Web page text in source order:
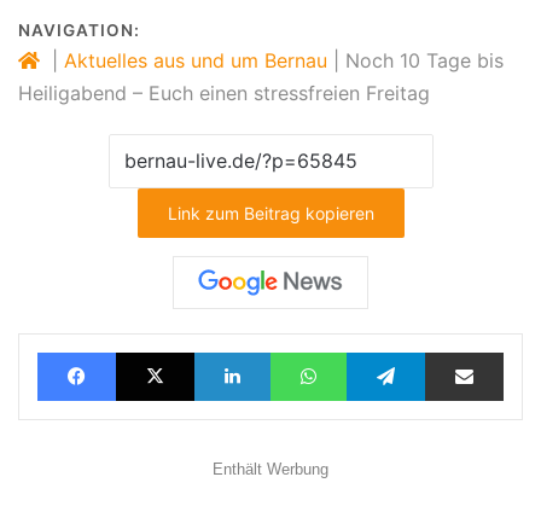
NAVIGATION:
Aktuelles aus und um Bernau
Noch 10 Tage bis
Heiligabend – Euch einen stressfreien Freitag
Link zum Beitrag kopieren
FacebookX LinkedInWhatsAppTelegramTeilen via E-Mail
Enthält Werbung